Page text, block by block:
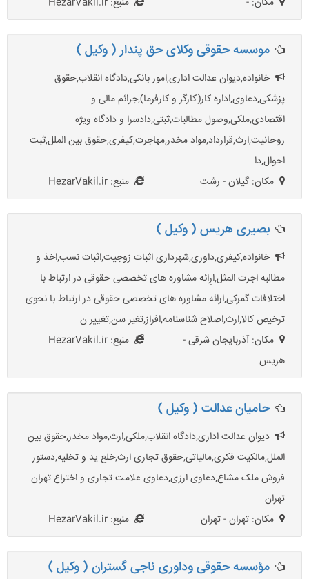
موسسه حقوقی وکلای حق پندار ( وکیل )
خانواده,دیوان عدالت اداری,امور بانکی,دادگاه انقلاب,حقوق
پزشکی,دعاوی,اداره کار(کارگر و کارفرما),جرائم مالی و
اقتصادی,ملکی,وصول مطالبات,ثبتی,دادسرا و دادگاه ویژه
روحانیت,ارث,قرارداد,مواد مخدر,مهاجرت,کیفری,حقوق بین الملل,ثبت
احوال,دا
مکان: گیلان - رشت
منبع: HezarVakil.ir
بصیری هریس ( وکیل )
خانواده,کیفری,داوری,شهرداری اثبات زوجیت,اثبات نسب,اخذ و
مطالبه اجرت المثل,ارِائه مشاوره های تخصصی حقوقی در ارتباط با
اختلافات گمرکی,ارائه مشاوره های تخصصی حقوقی در ارتباط با نحوی
ترخیص کالا,ارث,اصلاح شناسنامه,افراز,تغیر سن,تغییر ن
مکان: آذربایجان شرقی -
هریس
منبع: HezarVakil.ir
حامیان عدالت ( وکیل )
دیوان عدالت اداری,دادگاه انقلاب,ملکی,ارث,مواد مخدر,حقوق بین
الملل,مالکیت فکری,مالیاتی,حقوق تجاری ارث,خلع ید و تخلیه,دستور
فروش ملک مشاع,دعاوی ارزی,دعاوی علامت تجاری و اختراع تهران
تهران
مکان: تهران - تهران
منبع: HezarVakil.ir
مؤسسه حقوقی وداوری ناجی گستران ( وکیل )